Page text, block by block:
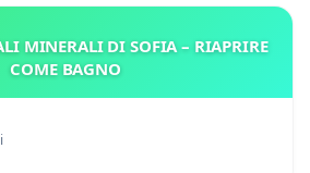
MINERALI DI SOFIA – RIAPRIRE
COME BAGNO